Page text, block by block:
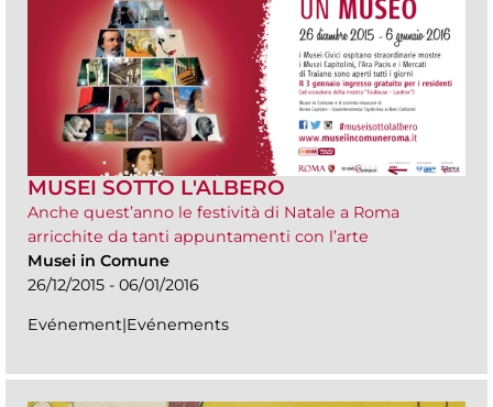
MUSEI SOTTO L'ALBERO
Anche quest’anno le festività di Natale a Roma
arricchite da tanti appuntamenti con l’arte
Musei in Comune
26/12/2015 - 06/01/2016
Evénement|Evénements